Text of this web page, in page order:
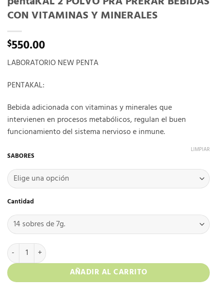
CON VITAMINAS Y MINERALES
$550.00
LABORATORIO NEW PENTA
PENTAKAL:
Bebida adicionada con vitaminas y minerales que
intervienen en procesos metabólicos, regulan el buen
funcionamiento del sistema nervioso e inmune.
SABORES
Cantidad
LIMPIAR
pentaKAL 2 POLVO PRA PRERAR BEBIDAS CON VITAMINAS Y
AÑADIR AL CARRITO